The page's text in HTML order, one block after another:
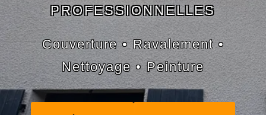
PROFESSIONNELLES
Couverture • Ravalement •
Nettoyage • Peinture